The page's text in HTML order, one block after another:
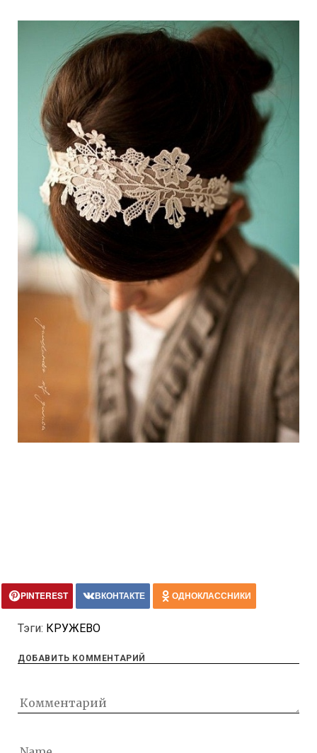
PINTEREST ВКОНТАКТЕ ОДНОКЛАССНИКИ
Тэги: КРУЖЕВО
ДОБАВИТЬ КОММЕНТАРИЙ